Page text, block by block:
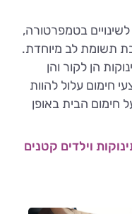
בטמפרטורה,
תשומת לב מיוחדת.
הן לקור והן
חימום עלול להוות
חימום הבית באופן
וילדים קטנים